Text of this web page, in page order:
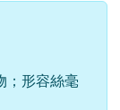
；形容絲毫